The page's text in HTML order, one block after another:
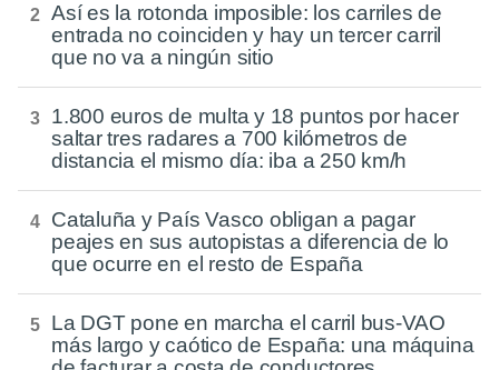
Así es la rotonda imposible: los carriles de
entrada no coinciden y hay un tercer carril
que no va a ningún sitio
1.800 euros de multa y 18 puntos por hacer
saltar tres radares a 700 kilómetros de
distancia el mismo día: iba a 250 km/h
Cataluña y País Vasco obligan a pagar
peajes en sus autopistas a diferencia de lo
que ocurre en el resto de España
La DGT pone en marcha el carril bus-VAO
más largo y caótico de España: una máquina